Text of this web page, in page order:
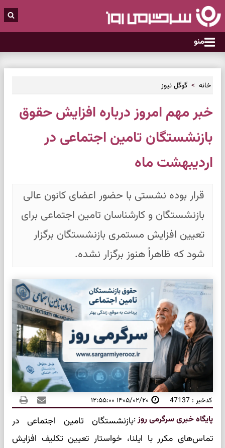
منو
خانه گوگل نیوز
خبر مهم امروز درباره افزایش حقوق
بازنشستگان تامین اجتماعی در
اردیبهشت ماه
قرار بوده نشستی با حضور اعضای کانون عالی
بازنشستگان و کارشناسان تامین اجتماعی برای
تعیین افزایش مستمری بازنشستگان برگزار
شود که ظاهراً هنوز برگزار نشده.
کدخبر : 47137 ۱۴۰۵/۰۲/۲۰ ۱۲:۵۵:۰۰
پایگاه خبری سرگرمی روز:بازنشستگان تامین اجتماعی در
تماس‌های مکرر با ایلنا، خواستار تعیین تکلیف افزایش